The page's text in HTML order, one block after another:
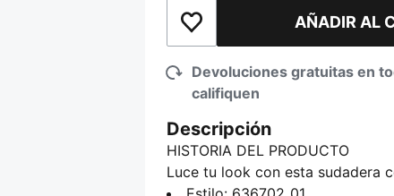
Añadir a la lista de deseos
AÑADIR AL
Devoluciones gratuitas en
califiquen
Descripción
HISTORIA DEL PRODUCTO
Luce tu look con esta sudadera